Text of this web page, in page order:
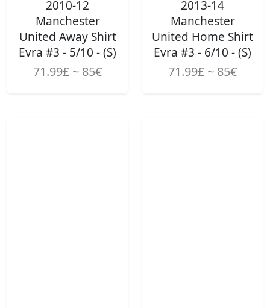
2010-12
Manchester
United Away Shirt
Evra #3 - 5/10 - (S)
71.99£ ~ 85€
2013-14
Manchester
United Home Shirt
Evra #3 - 6/10 - (S)
71.99£ ~ 85€